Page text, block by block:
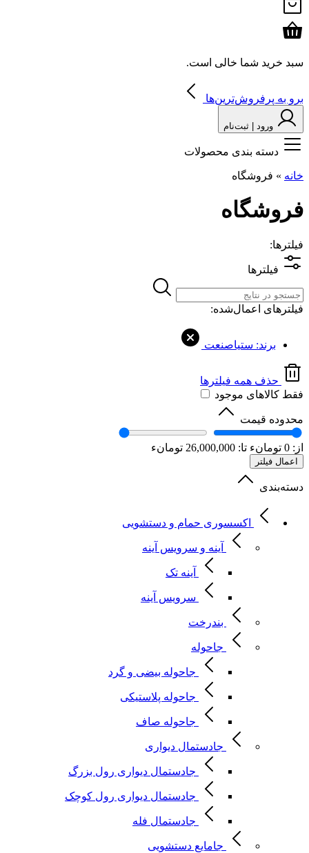
سبد خرید شما خالی است.
برو به پرفروش‌ترین‌ها
ورود | ثبت‌نام
دسته بندی محصولات
خانه » فروشگاه
فروشگاه
فیلترها:
فیلترها
فیلترهای اعمال‌شده:
برند: ستیاصنعت
حذف همه فیلترها
فقط کالاهای موجود
محدوده قیمت
از: 0 تومانء تا: 26,000,000 تومانء
اعمال فیلتر
دسته‌بندی
اکسسوری حمام و دستشویی
آینه و سرویس آینه
آینه تک
سرویس آینه
بندرخت
جاحوله
جاحوله بیضی و گرد
جاحوله پلاستیکی
جاحوله صاف
جادستمال دیواری
جادستمال دیواری رول بزرگ
جادستمال دیواری رول کوچک
جادستمال فله
جامایع دستشویی